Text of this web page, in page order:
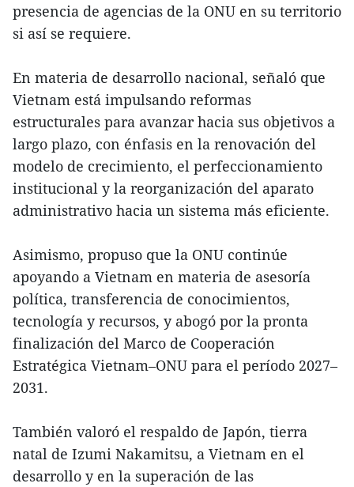
presencia de agencias de la ONU en su territorio
si así se requiere.
En materia de desarrollo nacional, señaló que
Vietnam está impulsando reformas
estructurales para avanzar hacia sus objetivos a
largo plazo, con énfasis en la renovación del
modelo de crecimiento, el perfeccionamiento
institucional y la reorganización del aparato
administrativo hacia un sistema más eficiente.
Asimismo, propuso que la ONU continúe
apoyando a Vietnam en materia de asesoría
política, transferencia de conocimientos,
tecnología y recursos, y abogó por la pronta
finalización del Marco de Cooperación
Estratégica Vietnam–ONU para el período 2027–
2031.
También valoró el respaldo de Japón, tierra
natal de Izumi Nakamitsu, a Vietnam en el
desarrollo y en la superación de las